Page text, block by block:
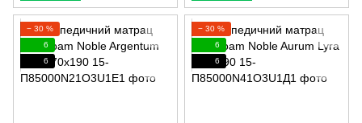
− 30 %
6
6
− 30 %
6
6